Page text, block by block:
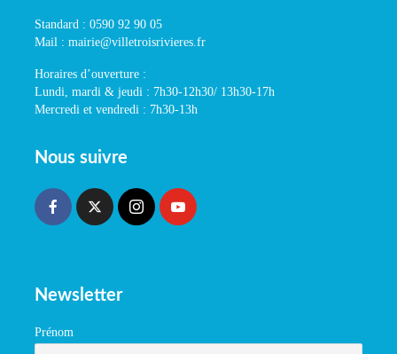
Standard : 0590 92 90 05
Mail : mairie@villetroisrivieres.fr
Horaires d’ouverture :
Lundi, mardi & jeudi : 7h30-12h30/ 13h30-17h
Mercredi et vendredi : 7h30-13h
Nous suivre
Newsletter
Prénom